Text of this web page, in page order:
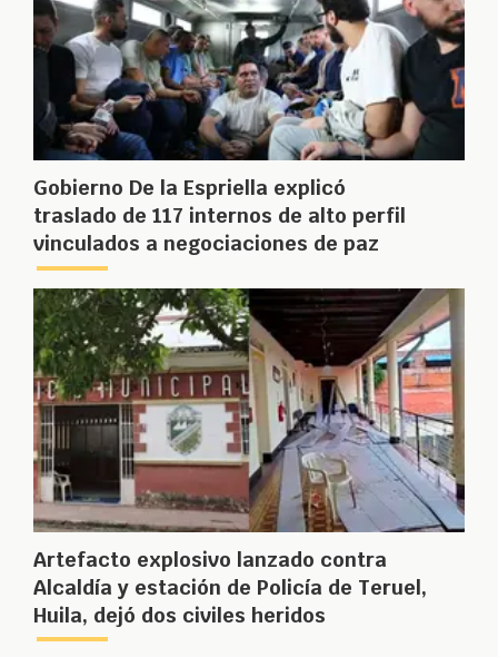
Gobierno De la Espriella explicó
traslado de 117 internos de alto perfil
vinculados a negociaciones de paz
Artefacto explosivo lanzado contra
Alcaldía y estación de Policía de Teruel,
Huila, dejó dos civiles heridos